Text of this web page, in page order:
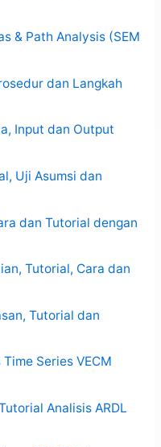
& Path Analysis (SEM
dan Langkah
Input dan Output
Uji Asumsi dan
dan Tutorial dengan
Tutorial, Cara dan
Tutorial dan
Series VECM
Analisis ARDL